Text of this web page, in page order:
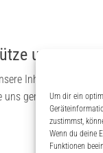
Um dir ein
zustimmst,
Wenn du deine
Funktionen
uns
Inhalte magst,
uns gerne via PayPal